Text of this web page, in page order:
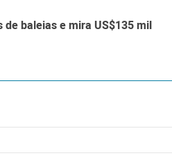
de baleias e mira US$135 mil